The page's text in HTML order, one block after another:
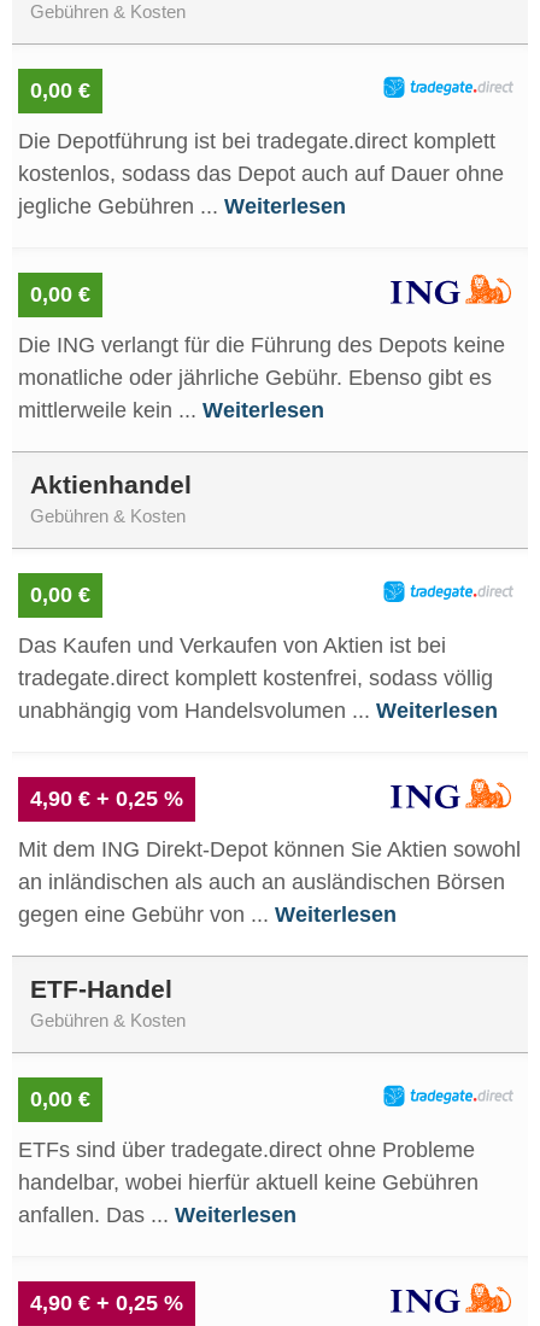
Gebühren & Kosten
0,00 €
Die Depotführung ist bei tradegate.direct komplett
kostenlos, sodass das Depot auch auf Dauer ohne
jegliche Gebühren ... Weiterlesen
0,00 €
Die ING verlangt für die Führung des Depots keine
monatliche oder jährliche Gebühr. Ebenso gibt es
mittlerweile kein ... Weiterlesen
Aktienhandel
Gebühren & Kosten
0,00 €
Das Kaufen und Verkaufen von Aktien ist bei
tradegate.direct komplett kostenfrei, sodass völlig
unabhängig vom Handelsvolumen ... Weiterlesen
4,90 € + 0,25 %
Mit dem ING Direkt-Depot können Sie Aktien sowohl
an inländischen als auch an ausländischen Börsen
gegen eine Gebühr von ... Weiterlesen
ETF-Handel
Gebühren & Kosten
0,00 €
ETFs sind über tradegate.direct ohne Probleme
handelbar, wobei hierfür aktuell keine Gebühren
anfallen. Das ... Weiterlesen
4,90 € + 0,25 %